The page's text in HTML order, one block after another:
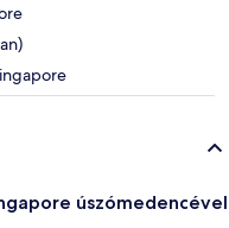
úszómedencével